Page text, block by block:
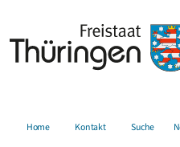
Home Kontakt Suche